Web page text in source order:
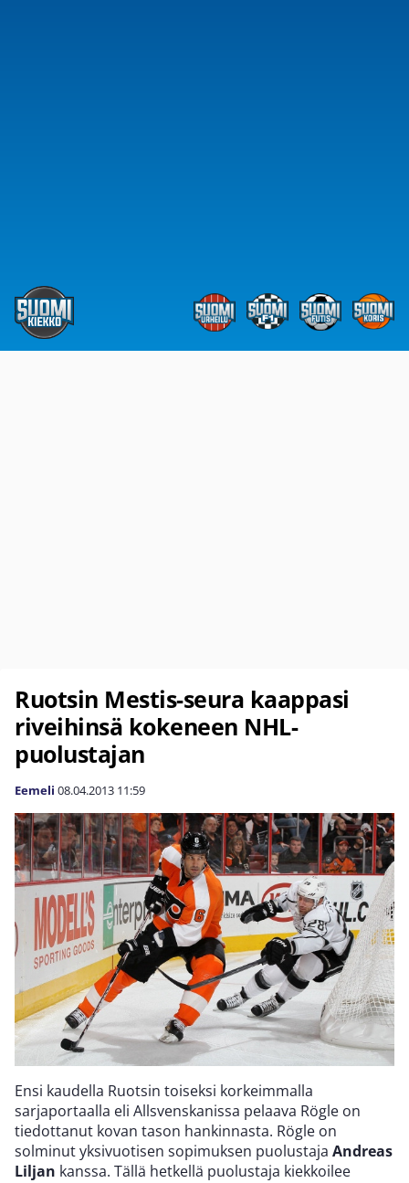
Ruotsin Mestis-seura kaappasi
riveihinsä kokeneen NHL-
puolustajan
Eemeli 08.04.2013 11:59
Ensi kaudella Ruotsin toiseksi korkeimmalla
sarjaportaalla eli Allsvenskanissa pelaava Rögle on
tiedottanut kovan tason hankinnasta. Rögle on
solminut yksivuotisen sopimuksen puolustaja Andreas
Liljan kanssa. Tällä hetkellä puolustaja kiekkoilee